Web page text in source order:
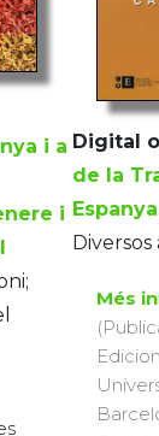
i a
i
Digital
de la
Més